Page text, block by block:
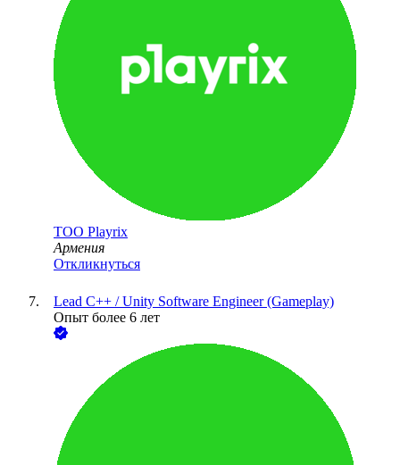
ТОО Playrix
Армения
Откликнуться
Lead C++ / Unity Software Engineer (Gameplay)
Опыт более 6 лет